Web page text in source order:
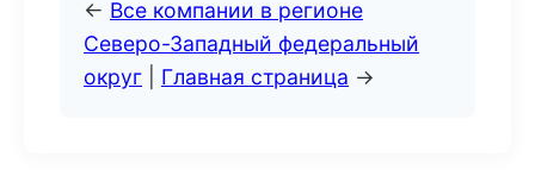
← Все компании в регионе
Северо-Западный федеральный
округ
Главная страница →